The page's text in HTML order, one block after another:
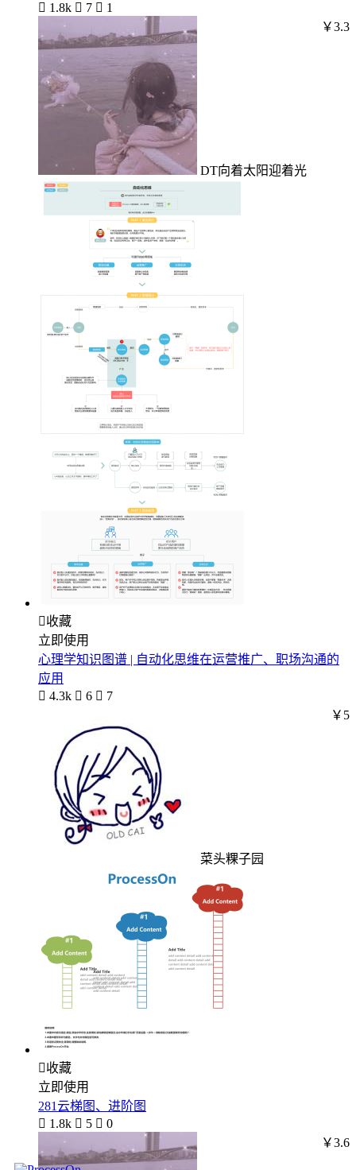
 1.8k  7  1
DT向着太阳迎着光
￥3.3
收藏
立即使用
心理学知识图谱 | 自动化思维在运营推广、职场沟通的
应用
 4.3k  6  7
菜头粿子园
￥5
收藏
立即使用
281云梯图、进阶图
 1.8k  5  0
￥3.6